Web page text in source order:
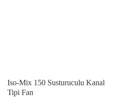
Iso-Mix 150 Susturuculu Kanal
Tipi Fan